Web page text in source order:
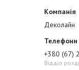
Деколайн
+380 (67)
Відділ